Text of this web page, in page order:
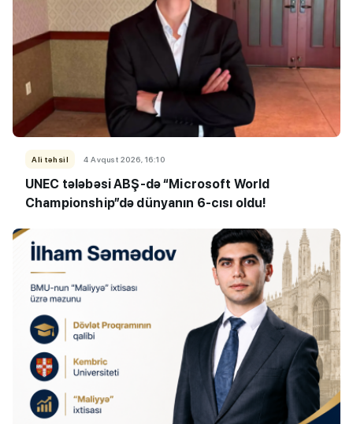
Ali təhsil 4 Avqust 2026, 16:10
UNEC tələbəsi ABŞ-də “Microsoft World
Championship”də dünyanın 6-cısı oldu!